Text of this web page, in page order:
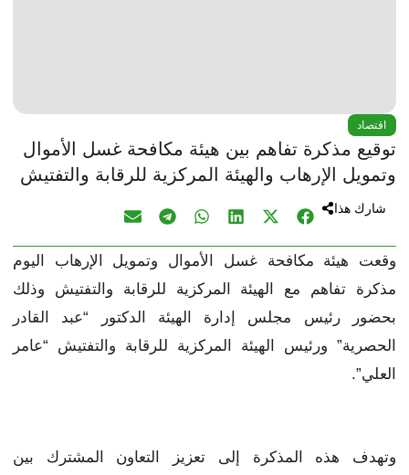
اقتصاد
توقيع مذكرة تفاهم بين هيئة مكافحة غسل الأموال
وتمويل الإرهاب والهيئة المركزية للرقابة والتفتيش
شارك هذا
وقعت هيئة مكافحة غسل الأموال وتمويل الإرهاب اليوم
مذكرة تفاهم مع الهيئة المركزية للرقابة والتفتيش وذلك
بحضور رئيس مجلس إدارة الهيئة الدكتور “عبد القادر
الحصرية” ورئيس الهيئة المركزية للرقابة والتفتيش “عامر
العلي”.
وتهدف هذه المذكرة إلى تعزيز التعاون المشترك بين